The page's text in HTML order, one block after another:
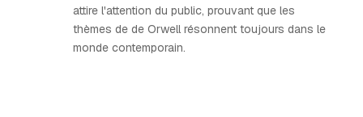
attire l'attention du public, prouvant que les
thèmes de de Orwell résonnent toujours dans le
monde contemporain.